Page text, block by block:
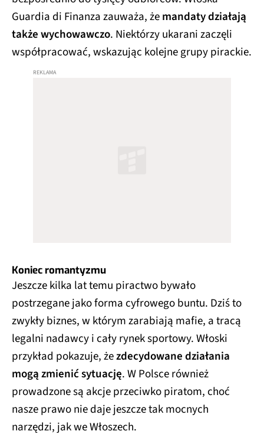
Guardia di Finanza zauważa, żemandaty działają
także wychowawczo. Niektórzy ukarani zaczęli
współpracować, wskazując kolejne grupy pirackie.
Koniec romantyzmu
Jeszcze kilka lat temu piractwo bywało
postrzegane jako forma cyfrowego buntu. Dziś to
zwykły biznes, w którym zarabiają mafie, a tracą
legalni nadawcy i cały rynek sportowy. Włoski
przykład pokazuje, żezdecydowane działania
mogą zmienić sytuację. W Polsce również
prowadzone są akcje przeciwko piratom, choć
nasze prawo nie daje jeszcze tak mocnych
narzędzi, jak we Włoszech.